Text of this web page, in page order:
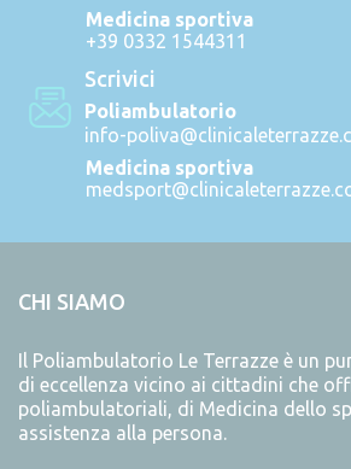
Medicina sportiva
+39 0332 1544311
Scrivici
Poliambulatorio
info-
Medicina sportiva
CHI SIAMO
Il Poliambulatorio Le Terrazze è un
di eccellenza vicino ai cittadini che
poliambulatoriali, di Medicina dello
assistenza alla persona.